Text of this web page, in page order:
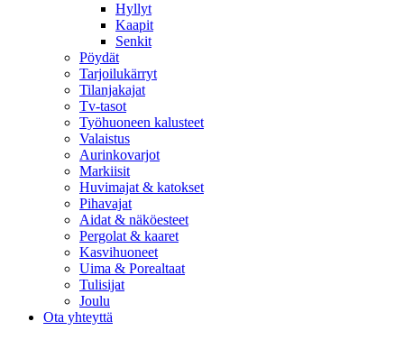
Hyllyt
Kaapit
Senkit
Pöydät
Tarjoilukärryt
Tilanjakajat
Tv-tasot
Työhuoneen kalusteet
Valaistus
Aurinkovarjot
Markiisit
Huvimajat & katokset
Pihavajat
Aidat & näköesteet
Pergolat & kaaret
Kasvihuoneet
Uima & Porealtaat
Tulisijat
Joulu
Ota yhteyttä